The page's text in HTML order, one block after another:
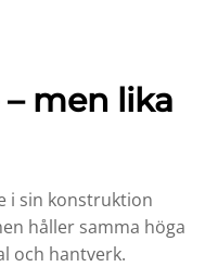
men lika
i sin konstruktion
håller samma höga
och hantverk.